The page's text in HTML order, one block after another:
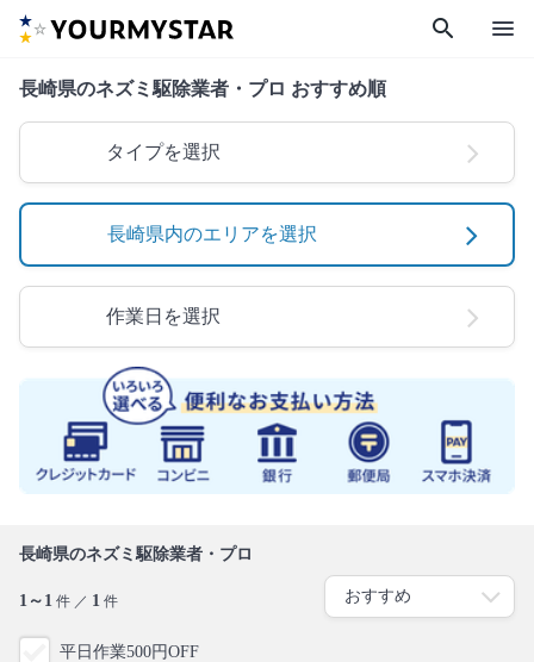
search menu
長崎県のネズミ駆除業者・プロ おすすめ順
タイプを選択
長崎県内のエリアを選択
作業日を選択
長崎県のネズミ駆除業者・プロ
1～1 件 ／ 1 件
平日作業500円OFF